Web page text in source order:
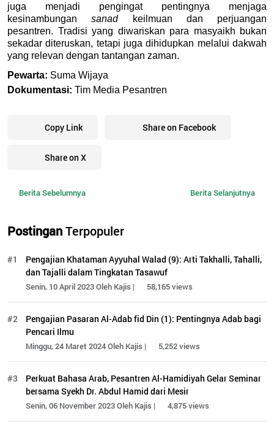
juga menjadi pengingat pentingnya menjaga
kesinambungan sanad
keilmuan dan perjuangan
pesantren. Tradisi yang diwariskan para masyaikh bukan
sekadar diteruskan, tetapi juga dihidupkan melalui dakwah
yang relevan dengan tantangan zaman.
Pewarta: Suma Wijaya
Dokumentasi: Tim Media Pesantren
Copy Link Share on Facebook
Share on X
Berita Sebelumnya Berita Selanjutnya
PostinganTerpopuler
#1
Pengajian Khataman Ayyuhal Walad (9): Arti Takhalli, Tahalli,
dan Tajalli dalam Tingkatan Tasawuf
Senin, 10 April 2023 Oleh Kajis | 58,165 views
#2
Pengajian Pasaran Al-Adab fid Din (1): Pentingnya Adab bagi
Pencari Ilmu
Minggu, 24 Maret 2024 Oleh Kajis | 5,252 views
#3
Perkuat Bahasa Arab, Pesantren Al-Hamidiyah Gelar Seminar
bersama Syekh Dr. Abdul Hamid dari Mesir
Senin, 06 November 2023 Oleh Kajis | 4,875 views